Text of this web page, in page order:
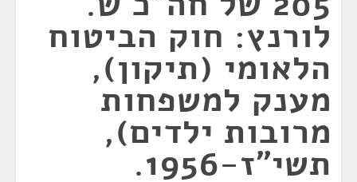
לורנץ: חוק הביטוח
הלאומי (תיקון),
מענק למשפחות
מרובות ילדים),
תשי״ז-1956.